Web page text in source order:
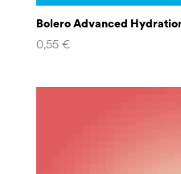
Bolero Advanced
0,55 €